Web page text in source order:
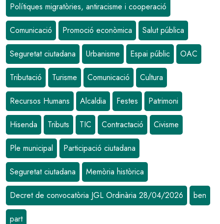
Polítiques migratòries, antiracisme i cooperació
Comunicació Promoció econòmica Salut pública
Seguretat ciutadana Urbanisme Espai públic OAC
Tributació Turisme Comunicació Cultura
Recursos Humans Alcaldia Festes Patrimoni
Hisenda Tributs TIC Contractació Civisme
Ple municipal Participació ciutadana
Seguretat ciutadana Memòria històrica
Decret de convocatòria JGL Ordinària 28/04/2026 ben
part